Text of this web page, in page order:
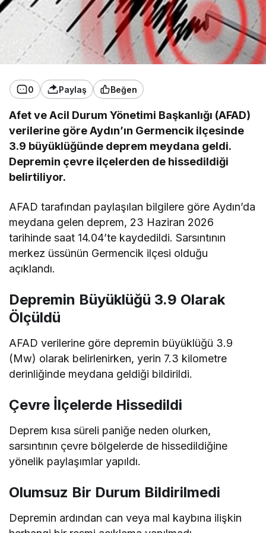
0 Paylaş Beğen
Afet ve Acil Durum Yönetimi Başkanlığı (AFAD)
verilerine göre Aydın’ın Germencik ilçesinde
3.9 büyüklüğünde deprem meydana geldi.
Depremin çevre ilçelerden de hissedildiği
belirtiliyor.
AFAD tarafından paylaşılan bilgilere göre Aydın’da
meydana gelen deprem, 23 Haziran 2026
tarihinde saat 14.04’te kaydedildi. Sarsıntının
merkez üssünün Germencik ilçesi olduğu
açıklandı.
Depremin Büyüklüğü 3.9 Olarak
Ölçüldü
AFAD verilerine göre depremin büyüklüğü 3.9
(Mw) olarak belirlenirken, yerin 7.3 kilometre
derinliğinde meydana geldiği bildirildi.
Çevre İlçelerde Hissedildi
Deprem kısa süreli paniğe neden olurken,
sarsıntının çevre bölgelerde de hissedildiğine
yönelik paylaşımlar yapıldı.
Olumsuz Bir Durum Bildirilmedi
Depremin ardından can veya mal kaybına ilişkin